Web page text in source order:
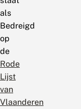
als
Bedreigd
op
de
Rode
Lijst
van
Vlaanderen